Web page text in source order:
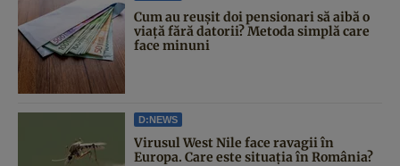
Cum au reușit doi pensionari să aibă o
viață fără datorii? Metoda simplă care
face minuni
D:NEWS
Virusul West Nile face ravagii în
Europa. Care este situația în România?